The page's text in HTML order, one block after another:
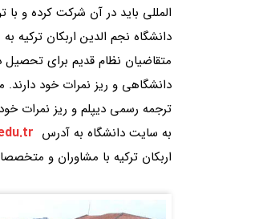
المللی باید در آن شرکت کرده و
دانشگاه نجم الدین اربکان ترکیه
متقاضیان نظام قدیم برای تحصیل
دانشگاهی و ریز نمرات خود دارند.
ترجمه رسمی دیپلم و ریز نمرات
به سایت دانشگاه به آدرس
اربکان ترکیه با مشاوران و